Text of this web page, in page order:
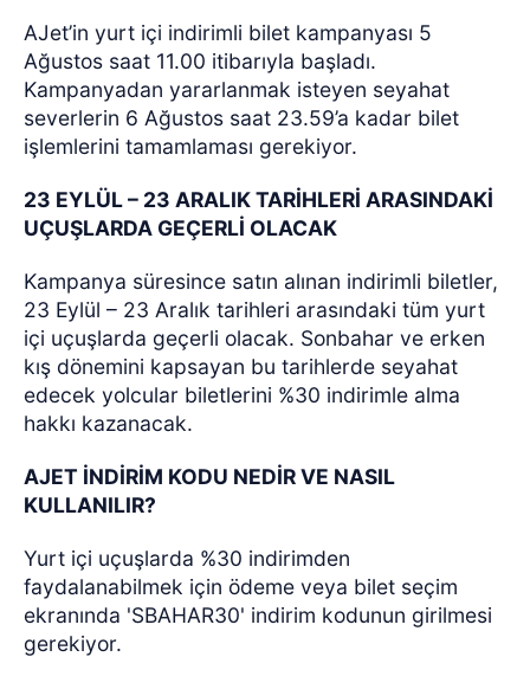
AJet’in yurt içi indirimli bilet kampanyası 5
Ağustos saat 11.00 itibarıyla başladı.
Kampanyadan yararlanmak isteyen seyahat
severlerin 6 Ağustos saat 23.59’a kadar bilet
işlemlerini tamamlaması gerekiyor.
23 EYLÜL – 23 ARALIK TARİHLERİ ARASINDAKİ
UÇUŞLARDA GEÇERLİ OLACAK
Kampanya süresince satın alınan indirimli biletler,
23 Eylül – 23 Aralık tarihleri arasındaki tüm yurt
içi uçuşlarda geçerli olacak. Sonbahar ve erken
kış dönemini kapsayan bu tarihlerde seyahat
edecek yolcular biletlerini %30 indirimle alma
hakkı kazanacak.
AJET İNDİRİM KODU NEDİR VE NASIL
KULLANILIR?
Yurt içi uçuşlarda %30 indirimden
faydalanabilmek için ödeme veya bilet seçim
ekranında 'SBAHAR30' indirim kodunun girilmesi
gerekiyor.